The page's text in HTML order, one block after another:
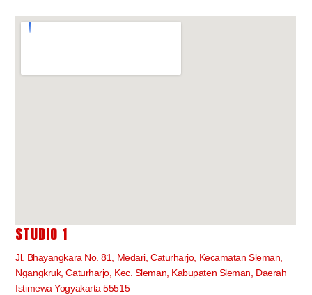
STUDIO 1
Jl. Bhayangkara No. 81, Medari, Caturharjo, Kecamatan Sleman,
Ngangkruk, Caturharjo, Kec. Sleman, Kabupaten Sleman, Daerah
Istimewa Yogyakarta 55515